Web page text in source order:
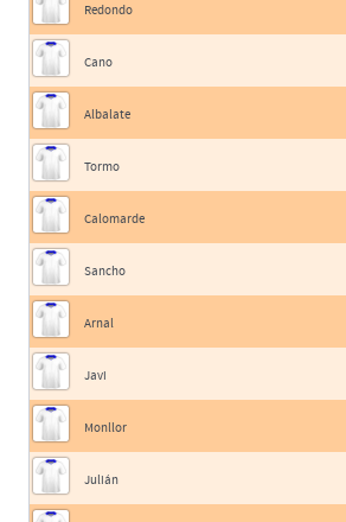
Redondo
Cano
Albalate
Tormo
Calomarde
Sancho
Arnal
Javi
Monllor
Julián